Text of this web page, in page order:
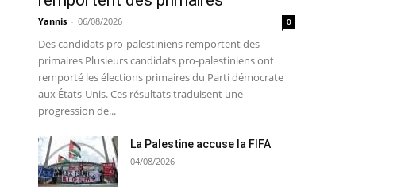
Yannis - 06/08/2026 0
Des candidats pro-palestiniens remportent des
primaires Plusieurs candidats pro-palestiniens ont
remporté les élections primaires du Parti démocrate
aux États-Unis. Ces résultats traduisent une
progression de...
La Palestine accuse la FIFA
04/08/2026